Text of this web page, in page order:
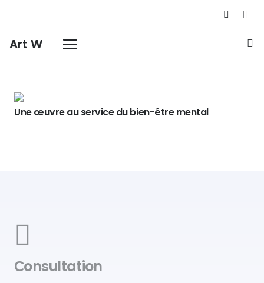
Art W
Une œuvre au service du bien-être mental
Сonsultation